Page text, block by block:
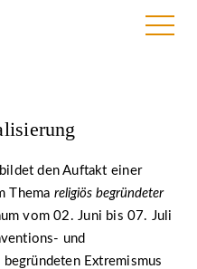
bildet den Auftakt einer
Thema religiös begründeter
vom 02. Juni bis 07. Juli
und
Extremismus